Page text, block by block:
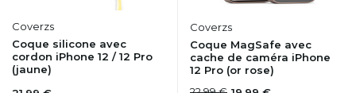
Coverzs
Coque silicone avec
cordon iPhone 12 / 12 Pro
(jaune)
Coverzs
Coque MagSafe avec
cache de caméra iPhone
12 Pro (or rose)